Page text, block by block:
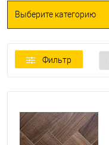
Выберите категорию
Фильтр